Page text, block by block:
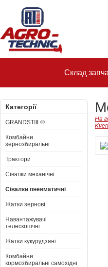
Склад
Категорії
GRANDSTIIL®
Комбайни
зернозбиральні
Трактори
Сівалки механічні
Сівалки пневматичні
Жатки зернові
Навантажувачі
телескопічні
Жатки кукурудзяні
Комбайни
кормозбиральні самохідні
На